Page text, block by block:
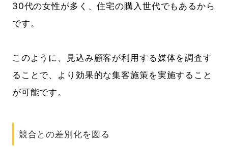
30代の女性が多く、住宅の購入世代でもあるから
です。
このように、見込み顧客が利用する媒体を調査す
ることで、より効果的な集客施策を実施すること
が可能です。
競合との差別化を図る